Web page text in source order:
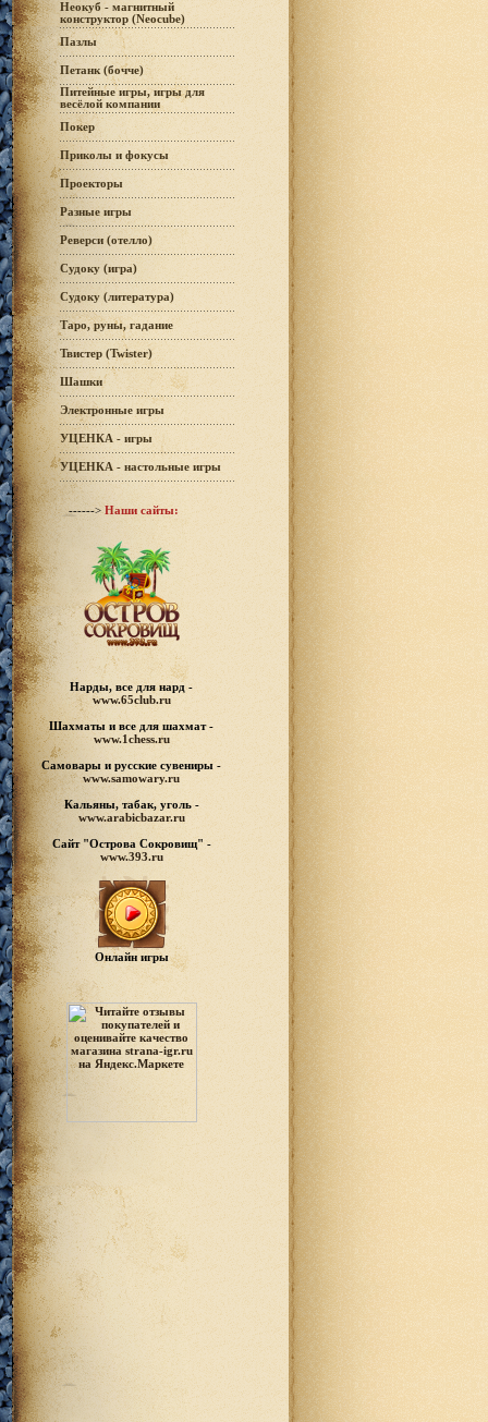
Неокуб - магнитный
конструктор (Neocube)
Пазлы
Петанк (бочче)
Питейные игры, игры для
весёлой компании
Покер
Приколы и фокусы
Проекторы
Разные игры
Реверси (отелло)
Судоку (игра)
Судоку (литература)
Таро, руны, гадание
Твистер (Twister)
Шашки
Электронные игры
УЦЕНКА - игры
УЦЕНКА - настольные игры
------>Наши сайты:
Нарды, все для нард -
www.65club.ru
Шахматы и все для шахмат -
www.1chess.ru
Самовары и русские сувениры -
www.samowary.ru
Кальяны, табак, уголь -
www.arabicbazar.ru
Сайт "Острова Сокровищ" -
www.393.ru
Онлайн игры